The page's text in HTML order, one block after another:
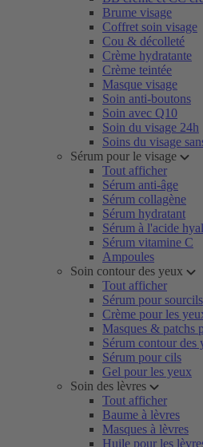
Brume visage
Coffret soin visage
Cou & décolleté
Crème hydratante
Crème teintée
Masque visage
Soin anti-boutons
Soin avec Q10
Soin du visage 24h
Soins du visage
Sérum pour le visage
Tout afficher
Sérum anti-âge
Sérum collagène
Sérum hydratant
Sérum à l'acide
Sérum vitamine C
Ampoules
Soin contour des yeux
Tout afficher
Sérum pour sourcils
Crème pour les
Masques & patchs
Sérum contour des
Sérum pour cils
Gel pour les yeux
Soin des lèvres
Tout afficher
Baume à lèvres
Masques à lèvres
Huile pour les